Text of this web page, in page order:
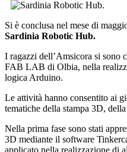
Si è conclusa nel mese di
Sardinia Robotic Hub.
I ragazzi dell’Amsicora si sono
FAB LAB di Olbia, nella
logica Arduino.
Le attività hanno consentito ai
tematiche della stampa 3D,
Nella prima fase sono stati
3D mediante il software